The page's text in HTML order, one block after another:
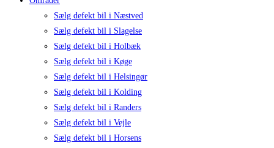
Sælg defekt bil i Næstved
Sælg defekt bil i Slagelse
Sælg defekt bil i Holbæk
Sælg defekt bil i Køge
Sælg defekt bil i Helsingør
Sælg defekt bil i Kolding
Sælg defekt bil i Randers
Sælg defekt bil i Vejle
Sælg defekt bil i Horsens